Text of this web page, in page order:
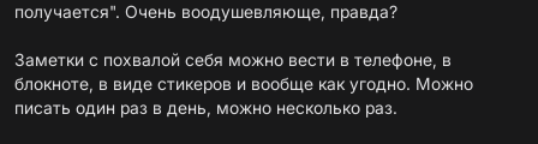
получается". Очень воодушевляюще, правда?
Заметки с похвалой себя можно вести в телефоне, в
блокноте, в виде стикеров и вообще как угодно. Можно
писать один раз в день, можно несколько раз.